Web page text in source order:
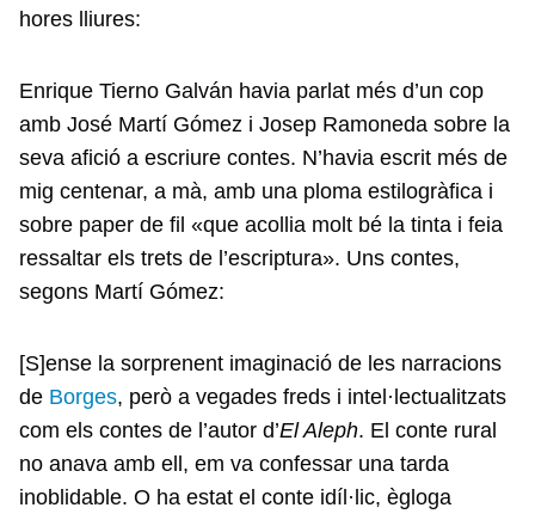
hores lliures:
Enrique Tierno Galván havia parlat més d’un cop
amb José Martí Gómez i Josep Ramoneda sobre la
seva afició a escriure contes. N’havia escrit més de
mig centenar, a mà, amb una ploma estilogràfica i
sobre paper de fil «que acollia molt bé la tinta i feia
ressaltar els trets de l’escriptura». Uns contes,
segons Martí Gómez:
[S]ense la sorprenent imaginació de les narracions
de Borges, però a vegades freds i intel·lectualitzats
com els contes de l’autor d’El Aleph. El conte rural
no anava amb ell, em va confessar una tarda
inoblidable. O ha estat el conte idíl·lic, ègloga